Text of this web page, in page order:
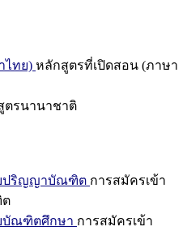
ไทย) หลักสูตรที่เปิดสอน (ภาษา
ตรนานาชาติ
บปริญญาบัณฑิต การสมัครเข้า
บัณฑิตศึกษา การสมัครเข้า